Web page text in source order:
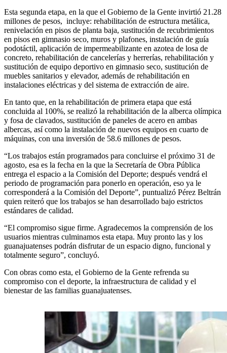
Esta segunda etapa, en la que el Gobierno de la Gente invirtió 21.28
millones de pesos, incluye: rehabilitación de estructura metálica,
renivelación en pisos de planta baja, sustitución de recubrimientos
en pisos en gimnasio seco, muros y plafones, instalación de guía
podotáctil, aplicación de impermeabilizante en azotea de losa de
concreto, rehabilitación de cancelerías y herrerías, rehabilitación y
sustitución de equipo deportivo en gimnasio seco, sustitución de
muebles sanitarios y elevador, además de rehabilitación en
instalaciones eléctricas y del sistema de extracción de aire.
En tanto que, en la rehabilitación de primera etapa que está
concluida al 100%, se realizó la rehabilitación de la alberca olímpica
y fosa de clavados, sustitución de paneles de acero en ambas
albercas, así como la instalación de nuevos equipos en cuarto de
máquinas, con una inversión de 58.6 millones de pesos.
“Los trabajos están programados para concluirse el próximo 31 de
agosto, esa es la fecha en la que la Secretaría de Obra Pública
entrega el espacio a la Comisión del Deporte; después vendrá el
periodo de programación para ponerlo en operación, eso ya le
corresponderá a la Comisión del Deporte”, puntualizó Pérez Beltrán
quien reiteró que los trabajos se han desarrollado bajo estrictos
estándares de calidad.
“El compromiso sigue firme. Agradecemos la comprensión de los
usuarios mientras culminamos esta etapa. Muy pronto las y los
guanajuatenses podrán disfrutar de un espacio digno, funcional y
totalmente seguro”, concluyó.
Con obras como esta, el Gobierno de la Gente refrenda su
compromiso con el deporte, la infraestructura de calidad y el
bienestar de las familias guanajuatenses.